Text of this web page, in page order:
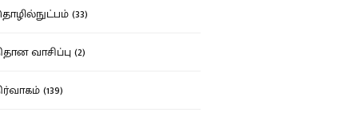
(33)
வாசிப்பு (2)
(139)